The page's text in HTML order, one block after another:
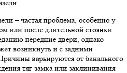
– частая проблема, особенно у
или после длительной стоянки.
передние двери, однако
возникнуть и с задними
варьируются от банального
тяг замка или заклинивания